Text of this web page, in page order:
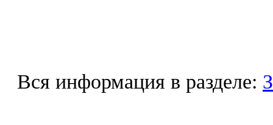
Вся информация в разделе: